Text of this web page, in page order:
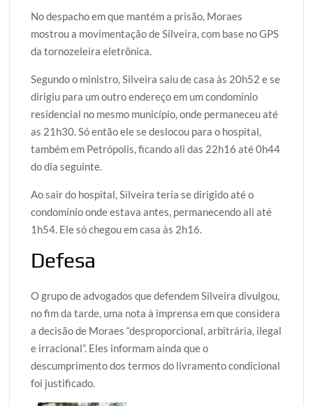
No despacho em que mantém a prisão, Moraes
mostrou a movimentação de Silveira, com base no GPS
da tornozeleira eletrônica.
Segundo o ministro, Silveira saiu de casa às 20h52 e se
dirigiu para um outro endereço em um condomínio
residencial no mesmo município, onde permaneceu até
as 21h30. Só então ele se deslocou para o hospital,
também em Petrópolis, ficando ali das 22h16 até 0h44
do dia seguinte.
Ao sair do hospital, Silveira teria se dirigido até o
condomínio onde estava antes, permanecendo ali até
1h54. Ele só chegou em casa às 2h16.
Defesa
O grupo de advogados que defendem Silveira divulgou,
no fim da tarde, uma nota à imprensa em que considera
a decisão de Moraes “desproporcional, arbitrária, ilegal
e irracional”. Eles informam ainda que o
descumprimento dos termos do livramento condicional
foi justificado.